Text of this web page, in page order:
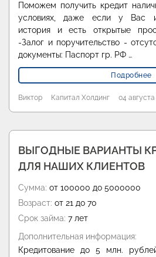
Поможем получить кредит
условиях, даже если у Вас
история и есть открытые
-Залог и поручительство -
документы: Паспорт гр. РФ …
Подробнее
Виктор Капитал Холдинг 04
ВЫГОДНЫЕ ВАРИАНТЫ
ДЛЯ НАШИХ КЛИЕНТОВ
Сумма: от 100000 до 5000000
Возраст: от 21 до 70
Срок займа: 7 лет
Дополнительная информация:
Кредитование до 5 млн.